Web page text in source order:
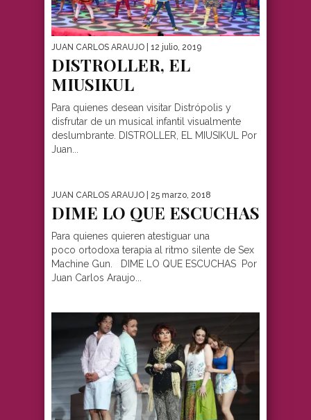
JUAN CARLOS ARAUJO | 12 julio, 2019
DISTROLLER, EL
MIUSIKUL
Para quienes desean visitar Distrópolis y
disfrutar de un musical infantil visualmente
deslumbrante. DISTROLLER, EL MIUSIKUL Por
Juan...
JUAN CARLOS ARAUJO | 25 marzo, 2018
DIME LO QUE ESCUCHAS
Para quienes quieren atestiguar una
poco ortodoxa terapia al ritmo silente de Sex
Machine Gun. DIME LO QUE ESCUCHAS Por
Juan Carlos Araujo...